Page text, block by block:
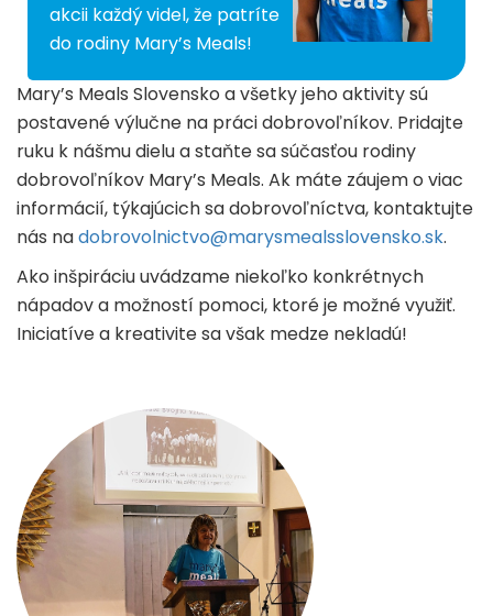
akcii každý videl, že patríte
do rodiny Mary’s Meals!
Mary’s Meals Slovensko a všetky jeho aktivity sú
postavené výlučne na práci dobrovoľníkov. Pridajte
ruku k nášmu dielu a staňte sa súčasťou rodiny
dobrovoľníkov Mary’s Meals. Ak máte záujem o viac
informácií, týkajúcich sa dobrovoľníctva, kontaktujte
nás nadobrovolnictvo@marysmealsslovensko.sk.
Ako inšpiráciu uvádzame niekoľko konkrétnych
nápadov a možností pomoci, ktoré je možné využiť.
Iniciatíve a kreativite sa však medze nekladú!